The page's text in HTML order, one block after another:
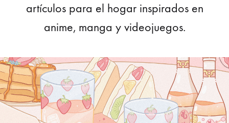
artículos para el hogar inspirados en
anime, manga y videojuegos.